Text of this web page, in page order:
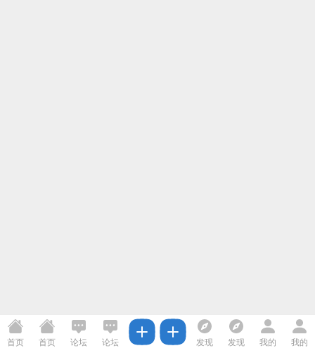
首页 首页 论坛 论坛 发现 发现 我的 我的